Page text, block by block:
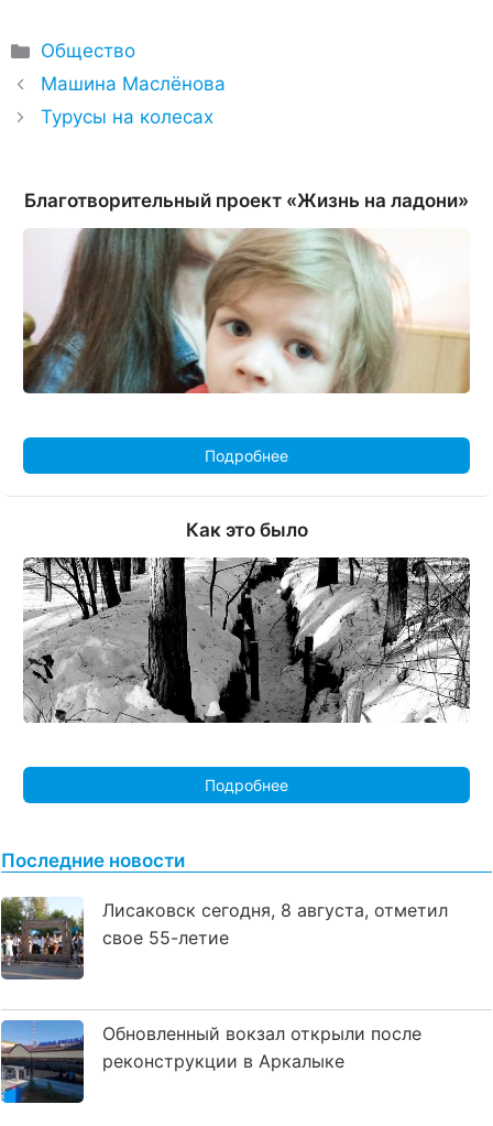
Рубрики
Общество
Машина Маслёнова
Турусы на колесах
Благотворительный проект «Жизнь на ладони»
Подробнее
Как это было
Подробнее
Последние новости
Лисаковск сегодня, 8 августа, отметил
свое 55-летие
Обновленный вокзал открыли после
реконструкции в Аркалыке